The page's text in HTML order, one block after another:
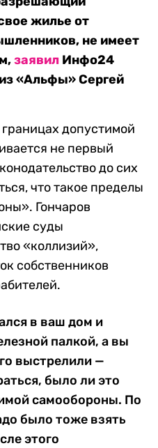
жилье от
не имеет
заявил Инфо24
«Альфы» Сергей
допустимой
не первый
до сих
что такое пределы
Гончаров
суды
«коллизий»,
собственников
в ваш дом и
палкой, а вы
выстрелили —
было ли это
самообороны. По
было тоже взять
этого